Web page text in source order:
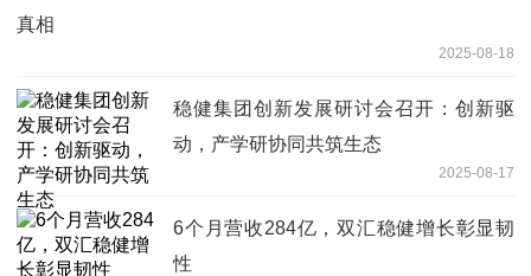
真相
2025-08-18
稳健集团创新发展研讨会召开：创新驱
动，产学研协同共筑生态
2025-08-17
6个月营收284亿，双汇稳健增长彰显韧
性